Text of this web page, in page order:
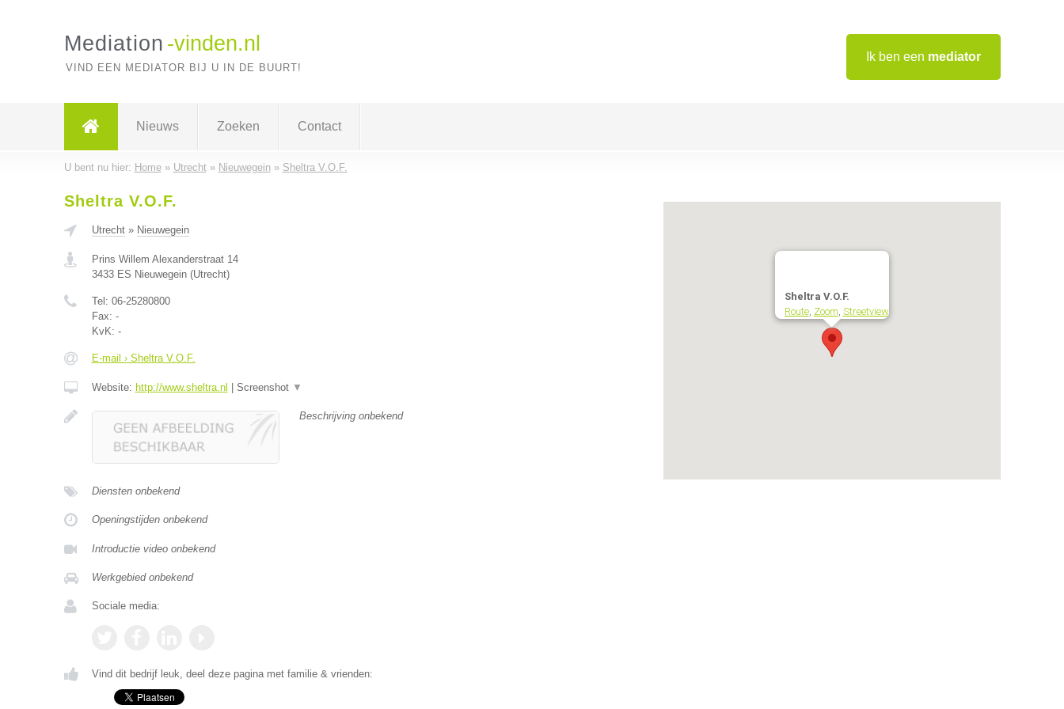
Ik ben een mediator
Mediation -vinden.nl
VIND EEN MEDIATOR BIJ U IN DE BUURT!
Nieuws Zoeken Contact
U bent nu hier: Home» Utrecht» Nieuwegein» Sheltra V.O.F.
Sheltra V.O.F.
Utrecht» Nieuwegein
Prins Willem Alexanderstraat 14
3433 ES Nieuwegein(Utrecht)
Tel: 06-25280800
Fax: -
KvK: -
E-mail › Sheltra V.O.F.
Website: http://www.sheltra.nl Screenshot ▼
Beschrijving onbekend
Diensten onbekend
Openingstijden onbekend
Introductie video onbekend
Werkgebied onbekend
Sociale media:
Vind dit bedrijf leuk, deel deze pagina met familie & vrienden:
Sheltra V.O.F.
Route, Zoom Streetview